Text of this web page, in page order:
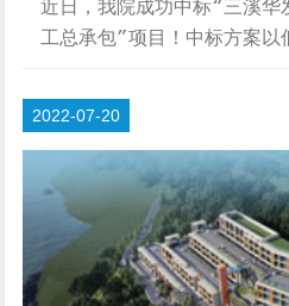
近日，我院成功中标“三溪
工总承包”项目！中标方案以
套”综合体的设计方案。项目
成为香洲产业转型升级示范
高地、广东特色小镇创建工
科技园区，项目将结合该定
业载体，助力城市产业格局
为改善项目用地现状，解决
位不足问题，依据集约用地
2022-07-20